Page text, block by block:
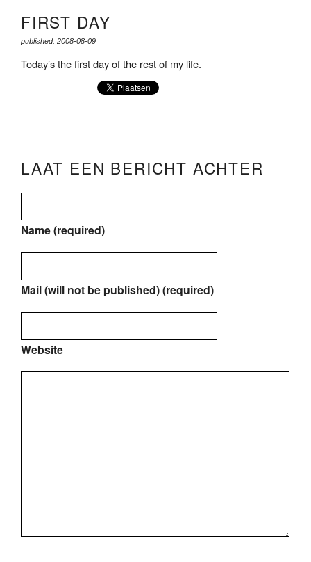
FIRST DAY
published: 2008-08-09
Today’s the first day of the rest of my life.
LAAT EEN BERICHT ACHTER
Name (required)
Mail (will not be published) (required)
Website